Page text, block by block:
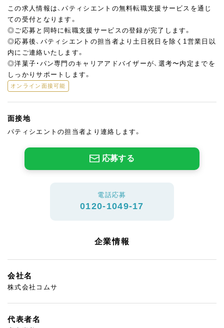
この求人情報は、パティシエントの無料転職支援サービスを通じ
ての受付となります。
◎ご応募と同時に転職支援サービスの登録が完了します。
◎応募後、パティシエントの担当者より土日祝日を除く1営業日以
内にご連絡いたします。
◎洋菓子・パン専門のキャリアアドバイザーが、選考〜内定までを
しっかりサポートします。
オンライン面接可能
面接地
パティシエントの担当者より連絡します。
応募する
電話応募
0120-1049-17
企業情報
会社名
株式会社コムサ
代表者名